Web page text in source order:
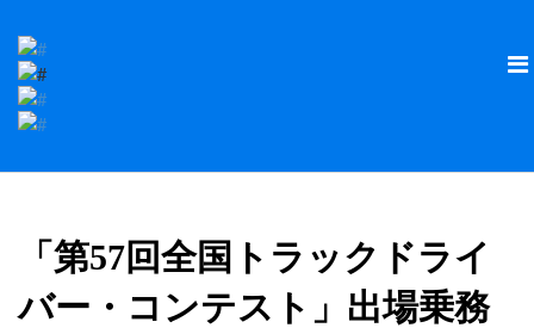
「第57回全国トラックドライ
バー・コンテスト」出場乗務